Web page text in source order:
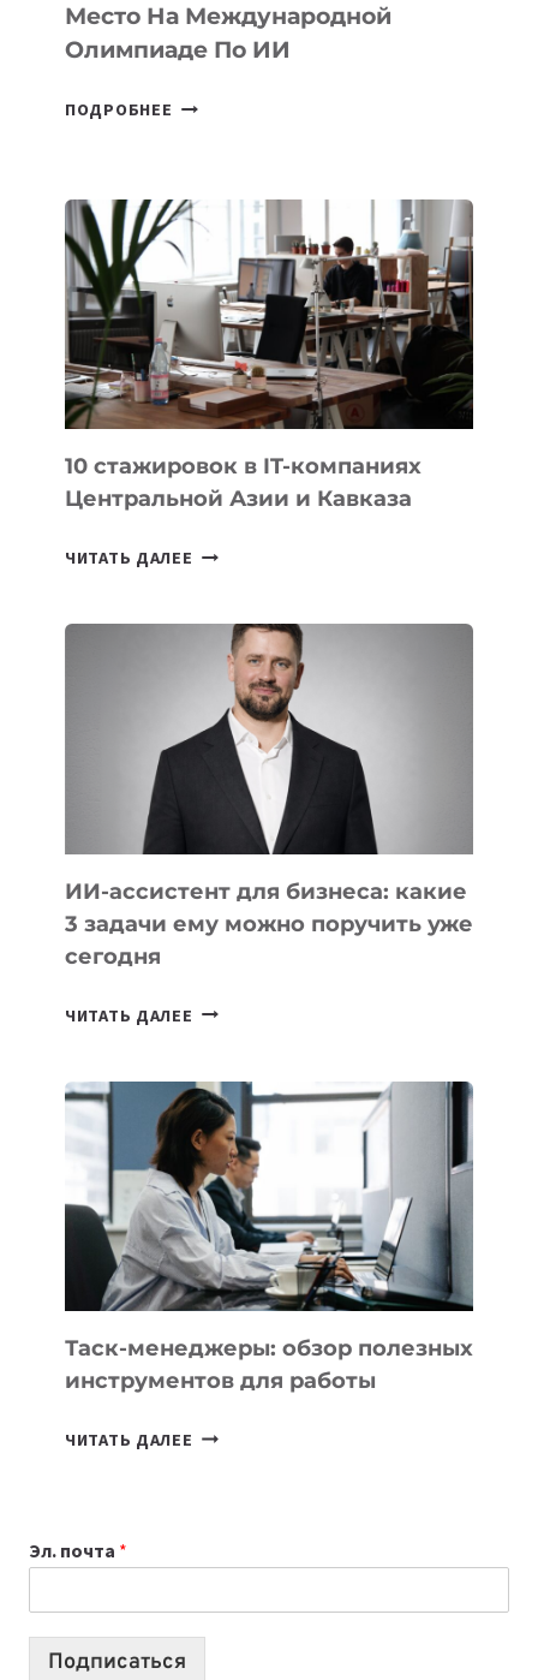
Место На Международной
Олимпиаде По ИИ
ПОДРОБНЕЕ КАЗАХСТАНСКИЙ
ЗАНЯЛ
ВТОРОЕ
МЕСТО
НА
МЕЖДУНАРОДНОЙ
ОЛИМПИАДЕ
ПО
ИИ
10 стажировок в IT-компаниях
Центральной Азии и Кавказа
ЧИТАТЬ ДАЛЕЕ
КОМПАНИЯХ
ЦЕНТРАЛЬНОЙ
АЗИИ
КАВКАЗА
ИИ-ассистент для бизнеса: какие
3 задачи ему можно поручить уже
сегодня
ЧИТАТЬ ДАЛЕЕ ИИ-
БИЗНЕСА:
КАКИЕ
3
ЗАДАЧИ
ЕМУ
МОЖНО
ПОРУЧИТЬ
УЖЕ
Таск-менеджеры: обзор полезных
инструментов для работы
ЧИТАТЬ ДАЛЕЕ ТАСК-
РАБОТЫ
Эл. почта *
Подписаться